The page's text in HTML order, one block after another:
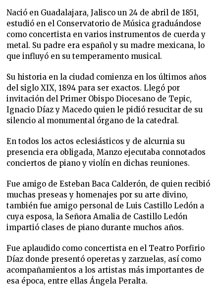
Nació en Guadalajara, Jalisco un 24 de abril de 1851,
estudió en el Conservatorio de Música graduándose
como concertista en varios instrumentos de cuerda y
metal. Su padre era español y su madre mexicana, lo
que influyó en su temperamento musical.
Su historia en la ciudad comienza en los últimos años
del siglo XIX, 1894 para ser exactos. Llegó por
invitación del Primer Obispo Diocesano de Tepic,
Ignacio Díaz y Macedo quien le pidió resucitar de su
silencio al monumental órgano de la catedral.
En todos los actos eclesiásticos y de alcurnia su
presencia era obligada, Manzo ejecutaba connotados
conciertos de piano y violín en dichas reuniones.
Fue amigo de Esteban Baca Calderón, de quien recibió
muchas preseas y homenajes por su arte divino,
también fue amigo personal de Luis Castillo Ledón a
cuya esposa, la Señora Amalia de Castillo Ledón
impartió clases de piano durante muchos años.
Fue aplaudido como concertista en el Teatro Porfirio
Díaz donde presentó operetas y zarzuelas, así como
acompañamientos a los artistas más importantes de
esa época, entre ellas Ángela Peralta.